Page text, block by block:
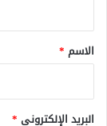
*
الاسم *
البريد الإلكتروني *